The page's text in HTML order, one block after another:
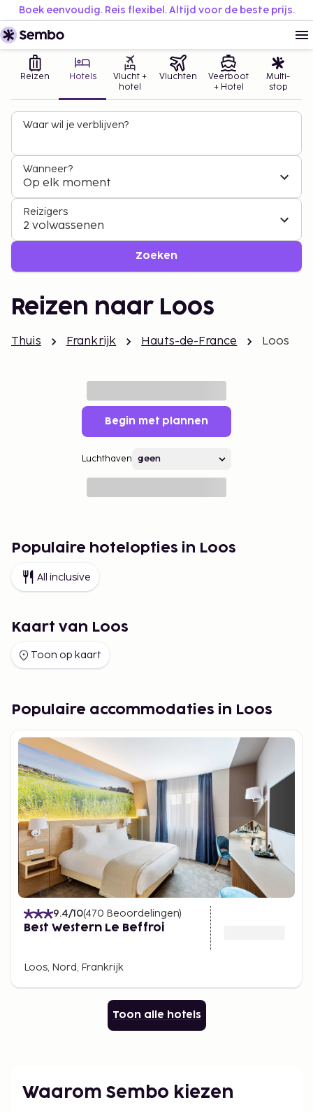
Boek eenvoudig. Reis flexibel. Altijd voor de beste prijs.
Reizen Hotels
Vlucht +
hotel
Vluchten
Veerboot
+ Hotel
Multi-
stop
Waar wil je verblijven?
Wanneer?
Op elk moment
Reizigers
2 volwassenen
Zoeken
Reizen naar Loos
Thuis Frankrijk Hauts-de-France Loos
Begin met plannen
Luchthaven
Populaire hotelopties in Loos
All inclusive
Kaart van Loos
Toon op kaart
Populaire accommodaties in Loos
9.4/10(470 Beoordelingen)
Best Western Le Beffroi
Loos, Nord, Frankrijk
Toon alle hotels
Waarom Sembo kiezen